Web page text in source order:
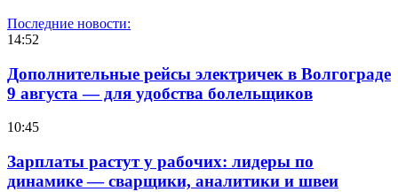
Последние новости:
14:52
Дополнительные рейсы электричек в Волгограде
9 августа — для удобства болельщиков
10:45
Зарплаты растут у рабочих: лидеры по
динамике — сварщики, аналитики и швеи